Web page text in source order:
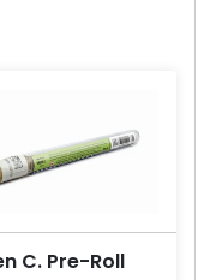
C. Pre-Roll